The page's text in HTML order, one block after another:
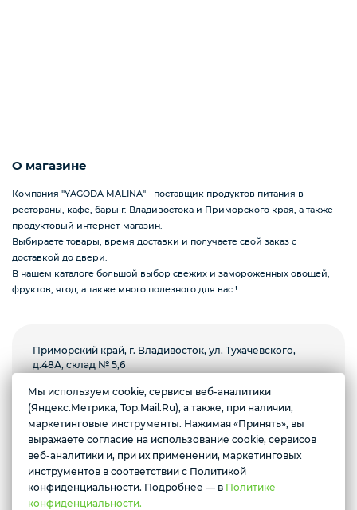
О магазине
Компания "YAGODA MALINA" - поставщик продуктов питания в
рестораны, кафе, бары г. Владивостока и Приморского края, а также
продуктовый интернет-магазин.
Выбираете товары, время доставки и получаете свой заказ с
доставкой до двери.
В нашем каталоге большой выбор свежих и замороженных овощей,
фруктов, ягод, а также много полезного для вас !
Приморский край, г. Владивосток, ул. Тухачевского,
д.48А, склад № 5,6
Пн-пт с 8.00 до 18.00, суббота с 9.00 до 13.00.
Воскресенье выходной
Условия доставки
*Instagram призана экстремистской организацией и запрещена в
РФ
Мы используем cookie, сервисы веб-аналитики
(Яндекс.Метрика, Top.Mail.Ru), а также, при наличии,
маркетинговые инструменты. Нажимая «Принять», вы
выражаете согласие на использование cookie, сервисов
веб-аналитики и, при их применении, маркетинговых
инструментов в соответствии с Политикой
конфиденциальности. Подробнее — в Политике
конфиденциальности.
Желаете подозвать сотрудника
Да Нет